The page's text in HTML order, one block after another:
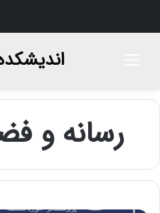
رسانه و